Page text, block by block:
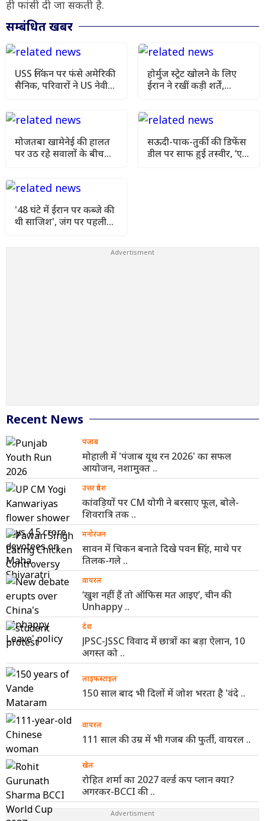
ही फांसी दी जा सकती है.
सम्बंधित खबर
USS लिंकन पर फंसे अमेरिकी
सैनिक, परिवारों ने US नेवी
होर्मुज स्ट्रेट खोलने के लिए
ईरान ने रखीं कड़ी शर्तें,
मोजतबा खामेनेई की हालत
पर उठ रहे सवालों के बीच
सऊदी-पाक-तुर्की की डिफेंस
डील पर साफ हुई तस्वीर, ‘एक
'48 घंटे में ईरान पर कब्जे की
थी साजिश', जंग पर पहली
Recent News
पंजाब
मोहाली में 'पंजाब यूथ रन 2026' का सफल
आयोजन, नशामुक्त ..
उत्तर प्रदेश
कांवड़ियों पर CM योगी ने बरसाए फूल, बोले-
शिवरात्रि तक ..
मनोरंजन
सावन में चिकन बनाते दिखे पवन सिंह, माथे पर
तिलक-गले ..
वायरल
‘खुश नहीं हैं तो ऑफिस मत आइए’, चीन की
Unhappy ..
देश
JPSC-JSSC विवाद में छात्रों का बड़ा ऐलान, 10
अगस्त को ..
लाइफस्टाइल
150 साल बाद भी दिलों में जोश भरता है 'वंदे ..
वायरल
111 साल की उम्र में भी गजब की फुर्ती, वायरल ..
खेल
रोहित शर्मा का 2027 वर्ल्ड कप प्लान क्या?
अगरकर-BCCI की ..